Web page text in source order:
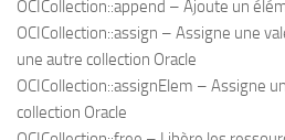
OCICollection::append – Ajoute un
OCICollection::assign – Assigne une
une autre collection Oracle
OCICollection::assignElem – Assigne
collection Oracle